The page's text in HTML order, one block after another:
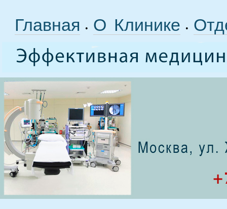
Главная • О Клинике •